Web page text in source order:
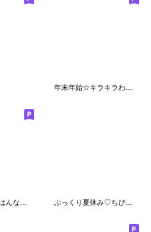
年末年始☆キラキラわっくん
ぷっくり夏休み♡ちびマロ絵文字